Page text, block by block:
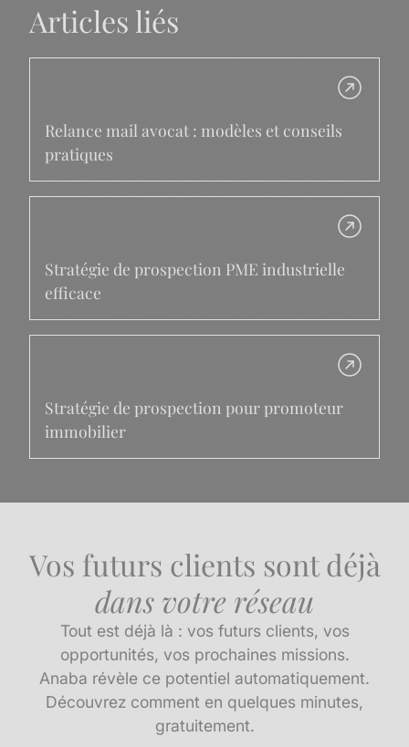
Articles liés
Relance mail avocat : modèles et conseils
pratiques
Stratégie de prospection PME industrielle
efficace
Stratégie de prospection pour promoteur
immobilier
Vos futurs clients sont déjà
dans votre réseau
Tout est déjà là : vos futurs clients, vos
opportunités, vos prochaines missions.
Anaba révèle ce potentiel automatiquement.
Découvrez comment en quelques minutes,
gratuitement.